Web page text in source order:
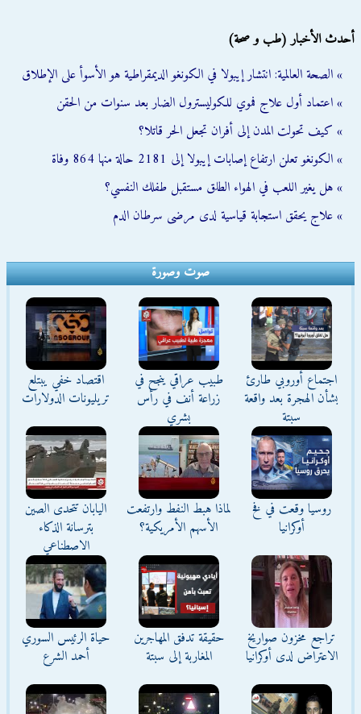
أحدث الأخبار (طب و صحة)
» الصحة العالمية: انتشار إيبولا في الكونغو الديمقراطية هو الأسوأ على الإطلاق
» اعتماد أول علاج فموي للكوليسترول الضار بعد سنوات من الحقن
» كيف تحولت المدن إلى أفران تجعل الحر قاتلا؟
» الكونغو تعلن ارتفاع إصابات إيبولا إلى 2181 حالة منها 864 وفاة
» هل يغير اللعب في الهواء الطلق مستقبل طفلك النفسي؟
» علاج يحقق استجابة قياسية لدى مرضى سرطان الدم
صوت وصورة
اجتماع أوروبي طارئ
بشأن الهجرة بعد واقعة
سبتة
طبيب عراقي ينجح في
زراعة أنف في رأس
بشري
اقتصاد خفي يبتلع
تريليونات الدولارات
روسيا وقعت في فخ
أوكرانيا
لماذا هبط النفط وارتفعت
الأسهم الأمريكية؟
اليابان تتحدى الصين
بترسانة الذكاء
الاصطناعي
تراجع مخزون صواريخ
الاعتراض لدى أوكرانيا
حقيقة تدفق المهاجرين
المغاربة إلى سبتة
حياة الرئيس السوري
أحمد الشرع